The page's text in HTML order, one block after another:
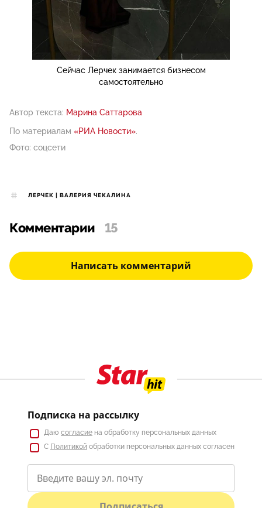
Сейчас Лерчек занимается бизнесом
самостоятельно
Автор текста: Марина Саттарова
По материалам «РИА Новости».
Фото: соцсети
ЛЕРЧЕК | ВАЛЕРИЯ ЧЕКАЛИНА
Комментарии 15
Написать комментарий
Подписка на рассылку
Даю согласие на обработку персональных данных
С Политикой обработки персональных данных согласен